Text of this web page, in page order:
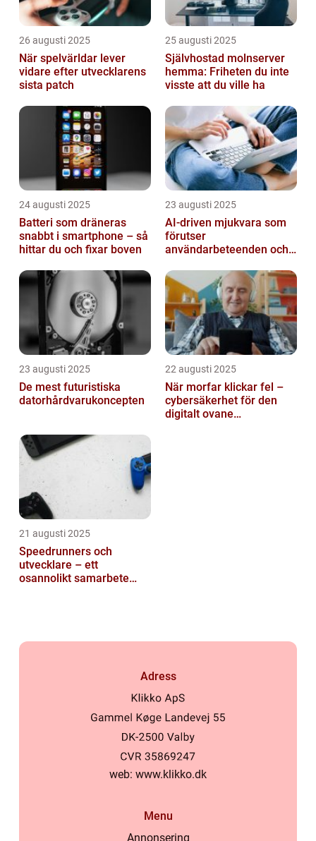
26 augusti 2025
När spelvärldar lever
vidare efter utvecklarens
sista patch
25 augusti 2025
Självhostad molnserver
hemma: Friheten du inte
visste att du ville ha
24 augusti 2025
Batteri som dräneras
snabbt i smartphone – så
hittar du och fixar boven
23 augusti 2025
AI-driven mjukvara som
förutser
användarbeteenden och
23 augusti 2025
De mest futuristiska
datorhårdvarukoncepten
22 augusti 2025
När morfar klickar fel –
cybersäkerhet för den
digitalt ovane
21 augusti 2025
Speedrunners och
utvecklare – ett
osannolikt samarbete
Adress
web: www.klikko.dk
Menu
Annonsering